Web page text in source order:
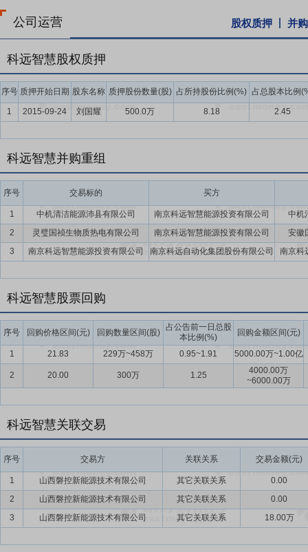
公司运营 股权质押 并
科远智慧股权质押
序号 质押开始日期 股东名称 质押股份数量(股) 占所持股份比例(%) 占总股本比例
1 2015-09-24 刘国耀 500.0万 8.18 2.45
科远智慧并购重组
序号 交易标的 买方
1 中机清洁能源沛县有限公司 南京科远智慧能源投资有限公司
中机
2
灵璧国祯生物质热电有限公司 南京科远智慧能源投资有限公司
安徽
3
南京科远智慧能源投资有限公司 南京科远自动化集团股份有限公司 南京科
科远智慧股票回购
序号 回购价格区间(元) 回购数量区间(股)
占公告前一日总股
本比例(%)
回购金额区间(元)
1 21.83 229万~458万 0.95~1.91 5000.00万~1.00亿
2 20.00 300万 1.25
4000.00万
~6000.00万
科远智慧关联交易
序号 交易方 关联关系 交易金额(元)
1 山西磐控新能源技术有限公司 其它关联关系
0.00
2
山西磐控新能源技术有限公司 其它关联关系
0.00
3
山西磐控新能源技术有限公司 其它关联关系 18.00万